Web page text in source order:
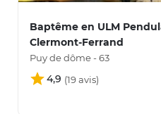
Baptême en ULM
Clermont-Ferrand
Puy de dôme - 63
4,9